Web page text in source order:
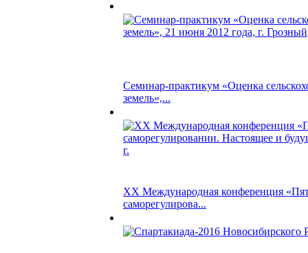
Семинар-практикум «Оценка
земель»,...
ХХ Международная конференция
саморегулирова...